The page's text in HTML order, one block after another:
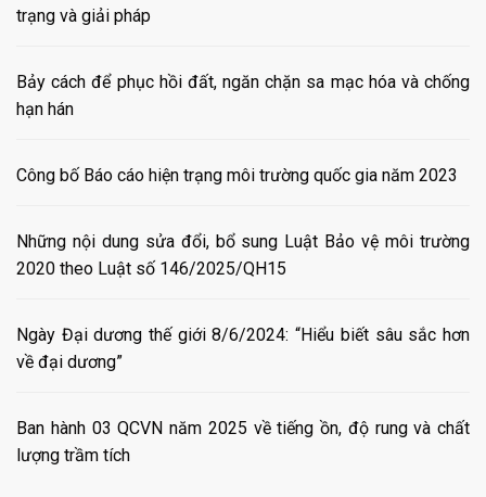
trạng và giải pháp
Bảy cách để phục hồi đất, ngăn chặn sa mạc hóa và chống
hạn hán
Công bố Báo cáo hiện trạng môi trường quốc gia năm 2023
Những nội dung sửa đổi, bổ sung Luật Bảo vệ môi trường
2020 theo Luật số 146/2025/QH15
Ngày Đại dương thế giới 8/6/2024: “Hiểu biết sâu sắc hơn
về đại dương”
Ban hành 03 QCVN năm 2025 về tiếng ồn, độ rung và chất
lượng trầm tích